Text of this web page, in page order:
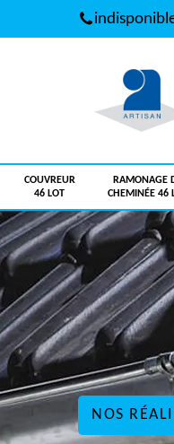
COUVREUR
46 LOT
RAMONAGE
CHEMINÉE 46
NOS